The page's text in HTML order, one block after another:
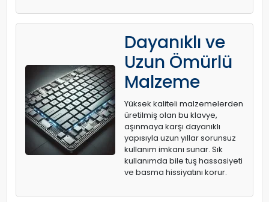
Dayanıklı ve
Uzun Ömürlü
Malzeme
Yüksek kaliteli malzemelerden
üretilmiş olan bu klavye,
aşınmaya karşı dayanıklı
yapısıyla uzun yıllar sorunsuz
kullanım imkanı sunar. Sık
kullanımda bile tuş hassasiyeti
ve basma hissiyatını korur.